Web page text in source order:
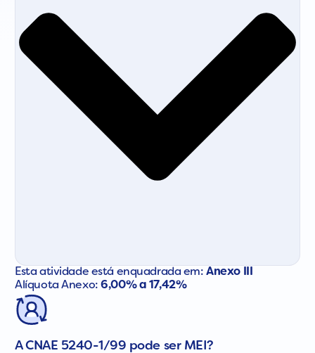
Esta atividade está enquadrada em:Anexo III
Alíquota Anexo:6,00% a 17,42%
A CNAE 5240-1/99 pode ser MEI?